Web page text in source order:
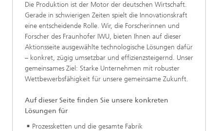
Die Produktion ist der Motor der deutschen Wirtschaft.
Gerade in schwierigen Zeiten spielt die Innovationskraft
eine entscheidende Rolle. Wir, die Forscherinnen und
Forscher des Fraunhofer IWU, bieten Ihnen auf dieser
Aktionsseite ausgewählte technologische Lösungen dafür
– konkret, zügig umsetzbar und effizienzsteigernd. Unser
gemeinsames Ziel: Starke Unternehmen mit robuster
Wettbewerbsfähigkeit für unsere gemeinsame Zukunft.
Auf dieser Seite finden Sie unsere konkreten
Lösungen für
Prozessketten und die gesamte Fabrik